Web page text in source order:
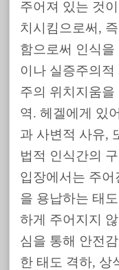
주어져 있는 것
치시킴으로써,
함으로써 인식을
이나 실증주의
주의 위치지움을
역. 헤겔에게 있
과 사변적 사유,
법적 인식간의
입장에서는 주어
을 용납하는 태
하게 주어지지
심을 통해 안전
한 태도 격하, 상